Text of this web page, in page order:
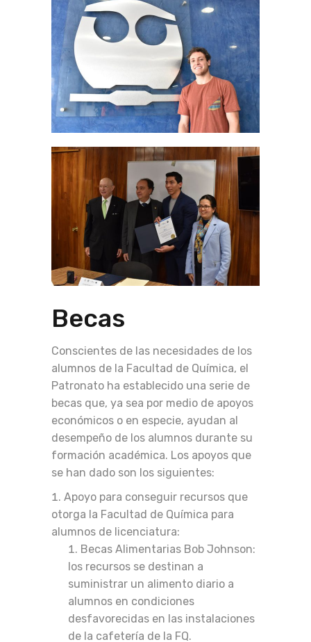
Becas
Conscientes de las necesidades de los
alumnos de la Facultad de Química, el
Patronato ha establecido una serie de
becas que, ya sea por medio de apoyos
económicos o en especie, ayudan al
desempeño de los alumnos durante su
formación académica. Los apoyos que
se han dado son los siguientes:
Apoyo para conseguir recursos que
otorga la Facultad de Química para
alumnos de licenciatura:
Becas Alimentarias Bob Johnson:
los recursos se destinan a
suministrar un alimento diario a
alumnos en condiciones
desfavorecidas en las instalaciones
de la cafetería de la FQ.